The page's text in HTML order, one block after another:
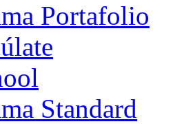
Portafolio
Standard